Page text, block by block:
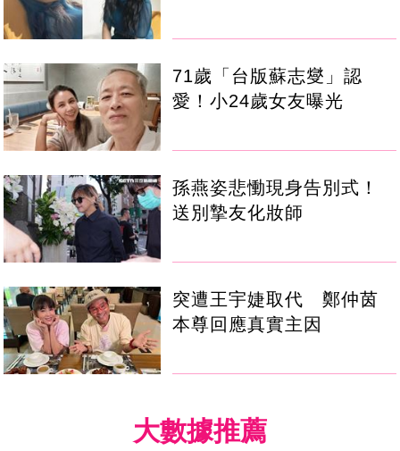
71歲「台版蘇志燮」認
愛！小24歲女友曝光
孫燕姿悲慟現身告別式！
送別摯友化妝師
突遭王宇婕取代 鄭仲茵
本尊回應真實主因
大數據推薦